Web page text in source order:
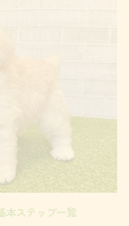
練習の進め方
活かした成功体験
での期間目安
しつけ対策一覧
く時の心理を知る
き防止の習慣化
み合わせ練習法
つけルール
本ステップ一覧